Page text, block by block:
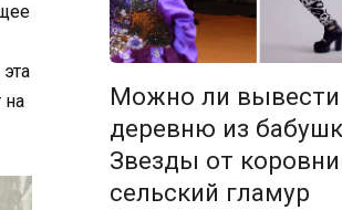
на
Можно ли вывести
деревню из
Звезды от
сельский гламур